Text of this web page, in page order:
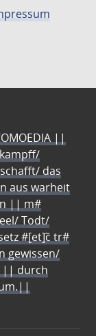
||
das
aus warheit
|| m#
Todt/
#[et]c̃ tr#
gewissen/
|| durch